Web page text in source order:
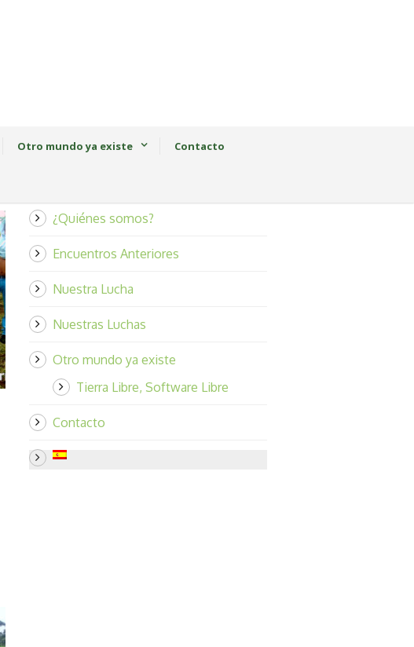
Otro mundo ya existe Contacto
¿Quiénes somos?
Encuentros Anteriores
Nuestra Lucha
Nuestras Luchas
Otro mundo ya existe
Tierra Libre, Software Libre
Contacto